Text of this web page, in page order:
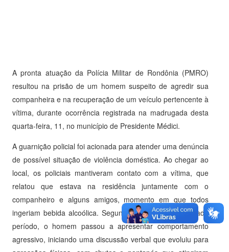
A pronta atuação da Polícia Militar de Rondônia (PMRO)
resultou na prisão de um homem suspeito de agredir sua
companheira e na recuperação de um veículo pertencente à
vítima, durante ocorrência registrada na madrugada desta
quarta-feira, 11, no município de Presidente Médici.
A guarnição policial foi acionada para atender uma denúncia
de possível situação de violência doméstica. Ao chegar ao
local, os policiais mantiveram contato com a vítima, que
relatou que estava na residência juntamente com o
companheiro e alguns amigos, momento em que todos
ingeriam bebida alcoólica. Segundo ela, após determinado
período, o homem passou a apresentar comportamento
agressivo, iniciando uma discussão verbal que evoluiu para